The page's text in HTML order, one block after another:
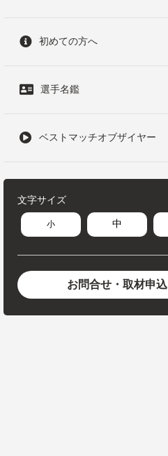
初めての方へ
選手名鑑
ベストマッチオブザイヤー
文字サイズ
小 中
お問合せ・取材申込